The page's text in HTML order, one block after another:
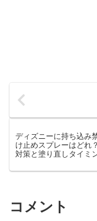
ディズニーに持ち込み
け止めスプレーはどれ
対策と塗り直しタイミ
コメント